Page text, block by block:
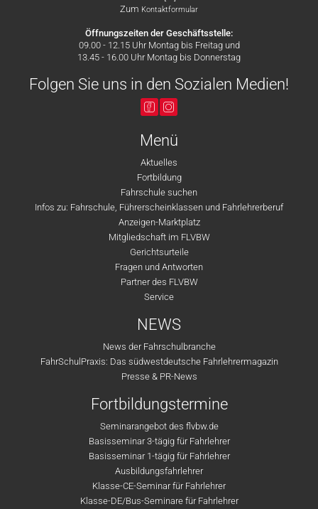
Zum Kontaktformular
Öffnungszeiten der Geschäftsstelle:
09.00 - 12.15 Uhr Montag bis Freitag und
13.45 - 16.00 Uhr Montag bis Donnerstag
Folgen Sie uns in den Sozialen Medien!
Menü
Aktuelles
Fortbildung
Fahrschule suchen
Infos zu: Fahrschule, Führerscheinklassen und Fahrlehrerberuf
Anzeigen-Marktplatz
Mitgliedschaft im FLVBW
Gerichtsurteile
Fragen und Antworten
Partner des FLVBW
Service
NEWS
News der Fahrschulbranche
FahrSchulPraxis: Das südwestdeutsche Fahrlehrermagazin
Presse & PR-News
Fortbildungstermine
Seminarangebot des flvbw.de
Basisseminar 3-tägig für Fahrlehrer
Basisseminar 1-tägig für Fahrlehrer
Ausbildungsfahrlehrer
Klasse-CE-Seminar für Fahrlehrer
Klasse-DE/Bus-Seminare für Fahrlehrer